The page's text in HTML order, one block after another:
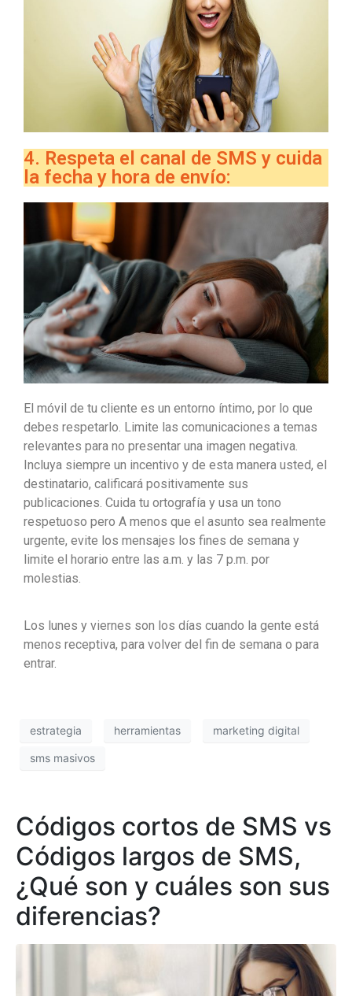
4. Respeta el canal de SMS y cuida
la fecha y hora de envío:
El móvil de tu cliente es un entorno íntimo, por lo que
debes respetarlo. Limite las comunicaciones a temas
relevantes para no presentar una imagen negativa.
Incluya siempre un incentivo y de esta manera usted, el
destinatario, calificará positivamente sus
publicaciones. Cuida tu ortografía y usa un tono
respetuoso pero A menos que el asunto sea realmente
urgente, evite los mensajes los fines de semana y
limite el horario entre las a.m. y las 7 p.m. por
molestias.
Los lunes y viernes son los días cuando la gente está
menos receptiva, para volver del fin de semana o para
entrar.
estrategia herramientas marketing digital
sms masivos
Códigos cortos de SMS vs
Códigos largos de SMS,
¿Qué son y cuáles son sus
diferencias?